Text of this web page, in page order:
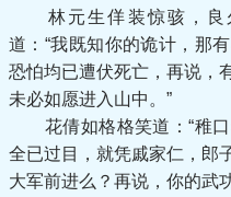
林元生佯装惊骇，良
道：“我既知你的诡计，那
恐怕均已遭伏死亡，再说，
未必如愿进入山中。”
花倩如格格笑道：“稚口
全已过目，就凭戚家仁，郎
大军前进么？再说，你的武